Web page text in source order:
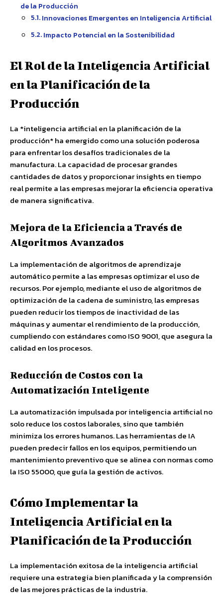
de la Producción
Innovaciones Emergentes en Inteligencia Artificial
Impacto Potencial en la Sostenibilidad
El Rol de la Inteligencia Artificial
en la Planificación de la
Producción
La *inteligencia artificial en la planificación de la
producción* ha emergido como una solución poderosa
para enfrentar los desafíos tradicionales de la
manufactura. La capacidad de procesar grandes
cantidades de datos y proporcionar insights en tiempo
real permite a las empresas mejorar la eficiencia operativa
de manera significativa.
Mejora de la Eficiencia a Través de
Algoritmos Avanzados
La implementación de algoritmos de aprendizaje
automático permite a las empresas optimizar el uso de
recursos. Por ejemplo, mediante el uso de algoritmos de
optimización de la cadena de suministro, las empresas
pueden reducir los tiempos de inactividad de las
máquinas y aumentar el rendimiento de la producción,
cumpliendo con estándares como ISO 9001, que asegura la
calidad en los procesos.
Reducción de Costos con la
Automatización Inteligente
La automatización impulsada por inteligencia artificial no
solo reduce los costos laborales, sino que también
minimiza los errores humanos. Las herramientas de IA
pueden predecir fallos en los equipos, permitiendo un
mantenimiento preventivo que se alinea con normas como
la ISO 55000, que guía la gestión de activos.
Cómo Implementar la
Inteligencia Artificial en la
Planificación de la Producción
La implementación exitosa de la inteligencia artificial
requiere una estrategia bien planificada y la comprensión
de las mejores prácticas de la industria.